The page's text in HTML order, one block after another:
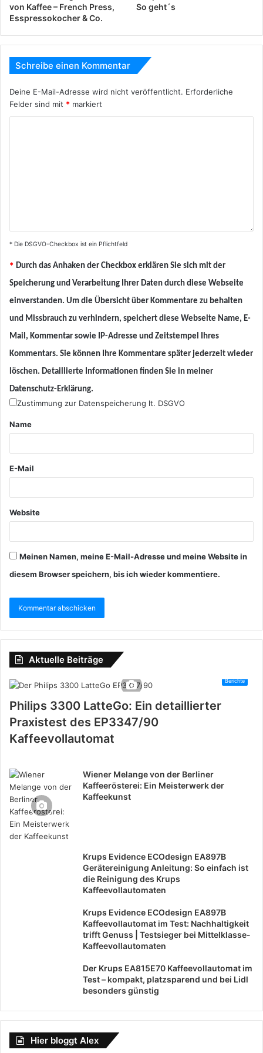
von Kaffee – French Press,
Esspressokocher & Co.
So geht´s
Schreibe einen Kommentar
Deine E-Mail-Adresse wird nicht veröffentlicht. Erforderliche
Felder sind mit * markiert
* Die DSGVO-Checkbox ist ein Pflichtfeld
* Durch das Anhaken der Checkbox erklären Sie sich mit der
Speicherung und Verarbeitung Ihrer Daten durch diese Webseite
einverstanden. Um die Übersicht über Kommentare zu behalten
und Missbrauch zu verhindern, speichert diese Webseite Name, E-
Mail, Kommentar sowie IP-Adresse und Zeitstempel Ihres
Kommentars. Sie können Ihre Kommentare später jederzeit wieder
löschen. Detaillierte Informationen finden Sie in meiner
Datenschutz-Erklärung.
Zustimmung zur Datenspeicherung lt. DSGVO
Name
E-Mail
Website
Meinen Namen, meine E-Mail-Adresse und meine Website in
diesem Browser speichern, bis ich wieder kommentiere.
Aktuelle Beiträge
Berichte
Philips 3300 LatteGo: Ein detaillierter
Praxistest des EP3347/90
Kaffeevollautomat
Wiener Melange von der Berliner
Kaffeerösterei: Ein Meisterwerk der
Kaffeekunst
Krups Evidence ECOdesign EA897B
Gerätereinigung Anleitung: So einfach ist
die Reinigung des Krups
Kaffeevollautomaten
Krups Evidence ECOdesign EA897B
Kaffeevollautomat im Test: Nachhaltigkeit
trifft Genuss | Testsieger bei Mittelklasse-
Kaffeevollautomaten
Der Krups EA815E70 Kaffeevollautomat im
Test – kompakt, platzsparend und bei Lidl
besonders günstig
Hier bloggt Alex